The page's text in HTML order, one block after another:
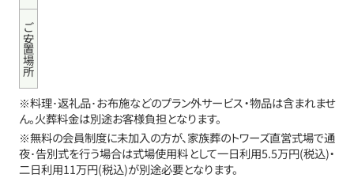
ご安置場所
※料理･返礼品･お布施などのプラン外サービス・物品は含まれませ
ん。火葬料金は別途お客様負担となります。
※無料の会員制度に未加入の方が、家族葬のトワーズ直営式場で通
夜･告別式を行う場合は式場使用料として一日利用5.5万円(税込)・
二日利用11万円(税込)が別途必要となります。